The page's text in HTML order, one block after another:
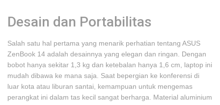
Desain dan Portabilitas
Salah satu hal pertama yang menarik perhatian tentang ASUS
ZenBook 14 adalah desainnya yang elegan dan ringan. Dengan
bobot hanya sekitar 1,3 kg dan ketebalan hanya 1,6 cm, laptop ini
mudah dibawa ke mana saja. Saat bepergian ke konferensi di
luar kota atau liburan santai, kemampuan untuk mengemas
perangkat ini dalam tas kecil sangat berharga. Material aluminium